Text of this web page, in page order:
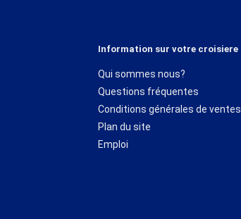
Information sur votre croisiere
Qui sommes nous?
Questions fréquentes
Conditions générales de ventes
Plan du site
Emploi